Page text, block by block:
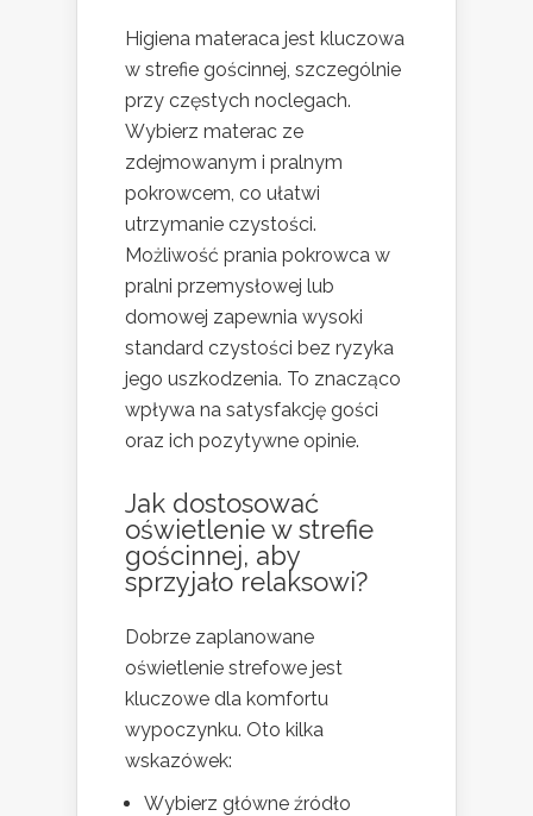
Higiena materaca jest kluczowa
w strefie gościnnej, szczególnie
przy częstych noclegach.
Wybierz materac ze
zdejmowanym i pralnym
pokrowcem, co ułatwi
utrzymanie czystości.
Możliwość prania pokrowca w
pralni przemysłowej lub
domowej zapewnia wysoki
standard czystości bez ryzyka
jego uszkodzenia. To znacząco
wpływa na satysfakcję gości
oraz ich pozytywne opinie.
Jak dostosować
oświetlenie w strefie
gościnnej, aby
sprzyjało relaksowi?
Dobrze zaplanowane
oświetlenie strefowe jest
kluczowe dla komfortu
wypoczynku. Oto kilka
wskazówek:
Wybierz główne źródło